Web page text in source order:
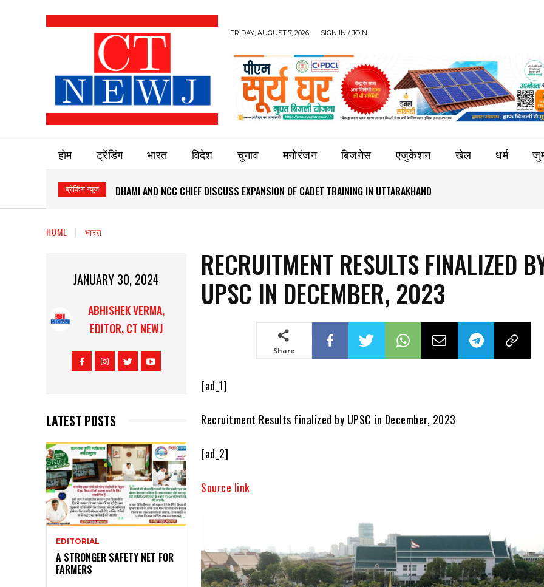
FRIDAY, AUGUST 7, 2026 SIGN IN / JOIN
होम ट्रेंडिंग भारत विदेश चुनाव मनोरंजन बिजनेस एजुकेशन खेल धर्म
ब्रेकिंग न्यूज़ DHAMI AND NCC CHIEF DISCUSS EXPANSION OF CADET TRAINING IN UTTARAKHAND
HOME भारत
JANUARY 30, 2024
ABHISHEK VERMA,
EDITOR, CT NEWJ
LATEST POSTS
EDITORIAL
A STRONGER SAFETY NET FOR
FARMERS
RECRUITMENT RESULTS FINALIZED
UPSC IN DECEMBER, 2023
Share
[ad_1]
Recruitment Results finalized by UPSC in December, 2023
[ad_2]
Source link